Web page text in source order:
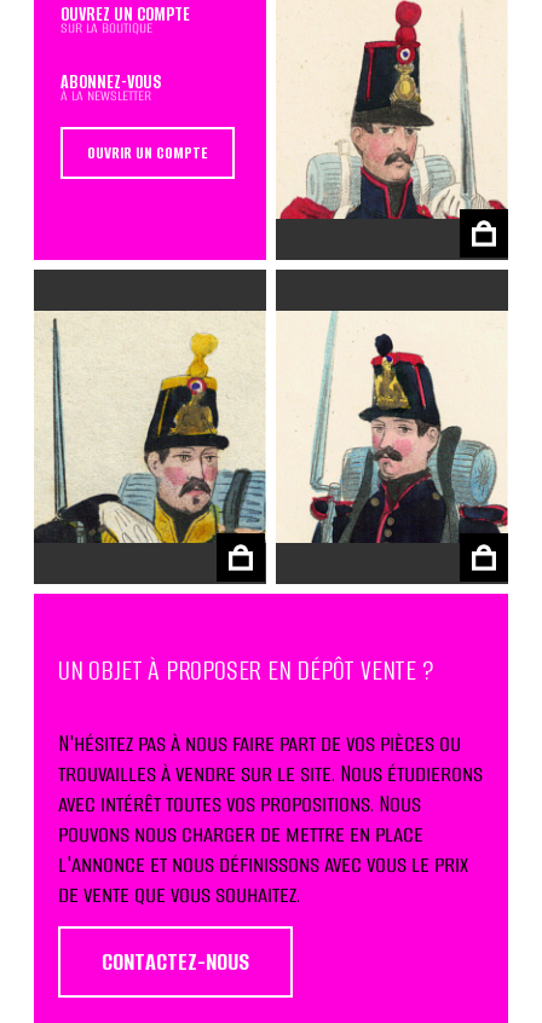
OUVREZ UN COMPTE
sur la boutique
ABONNEZ-VOUS
à la newsletter
OUVRIR UN COMPTE
€
€ €
UN OBJET À PROPOSER EN DÉPÔT VENTE ?
N'hésitez pas à nous faire part de vos pièces ou
trouvailles à vendre sur le site. Nous étudierons
avec intérêt toutes vos propositions. Nous
pouvons nous charger de mettre en place
l'annonce et nous définissons avec vous le prix
de vente que vous souhaitez.
CONTACTEZ-NOUS